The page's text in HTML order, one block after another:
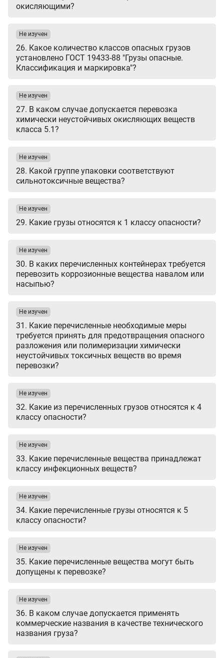
окисляющими?
26. Какое количество классов опасных грузов
установлено ГОСТ 19433-88 "Грузы опасные.
Классификация и маркировка"?
Не изучен
27. В каком случае допускается перевозка
химически неустойчивых окисляющих веществ
класса 5.1?
Не изучен
28. Какой группе упаковки соответствуют
сильнотоксичные вещества?
Не изучен
29. Какие грузы относятся к 1 классу опасности?
Не изучен
30. В каких перечисленных контейнерах требуется
перевозить коррозионные вещества навалом или
насыпью?
Не изучен
31. Какие перечисленные необходимые меры
требуется принять для предотвращения опасного
разложения или полимеризации химически
неустойчивых токсичных веществ во время
перевозки?
Не изучен
32. Какие из перечисленных грузов относятся к 4
классу опасности?
Не изучен
33. Какие перечисленные вещества принадлежат
классу инфекционных веществ?
Не изучен
34. Какие перечисленные грузы относятся к 5
классу опасности?
Не изучен
35. Какие перечисленные вещества могут быть
допущены к перевозке?
Не изучен
36. В каком случае допускается применять
коммерческие названия в качестве технического
названия груза?
Не изучен